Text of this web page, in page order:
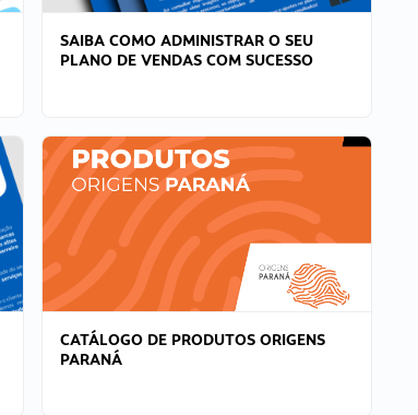
SAIBA COMO ADMINISTRAR O SEU
PLANO DE VENDAS COM SUCESSO
CATÁLOGO DE PRODUTOS ORIGENS
PARANÁ